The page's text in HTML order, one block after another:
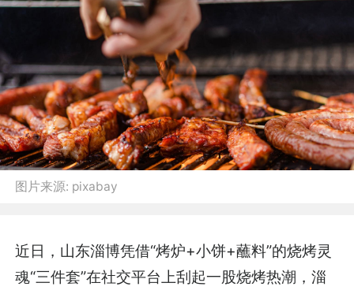
图片来源: pixabay
近日，山东淄博凭借“烤炉+小饼+蘸料”的烧烤灵
魂“三件套”在社交平台上刮起一股烧烤热潮，淄